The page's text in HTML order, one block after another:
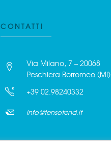
CONTATTI
Via Milano, 7 – 20068
Peschiera Borromeo (MI)
+39 02.98240332
info@tensotend.it